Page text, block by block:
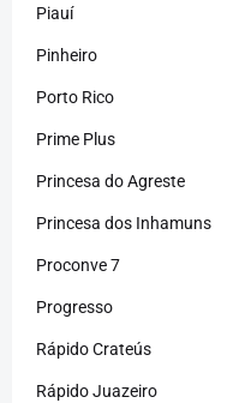
Piauí
Pinheiro
Porto Rico
Prime Plus
Princesa do Agreste
Princesa dos Inhamuns
Proconve 7
Progresso
Rápido Crateús
Rápido Juazeiro